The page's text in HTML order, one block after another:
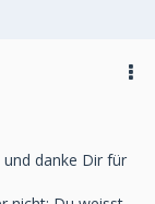
danke Dir für